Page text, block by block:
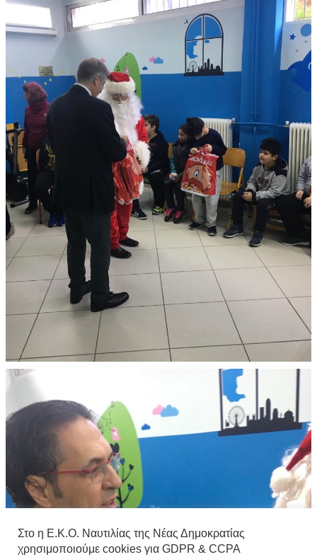
Στο η Ε.Κ.Ο. Ναυτιλίας της Νέας Δημοκρατίας
χρησιμοποιούμε cookies για GDPR & CCPA